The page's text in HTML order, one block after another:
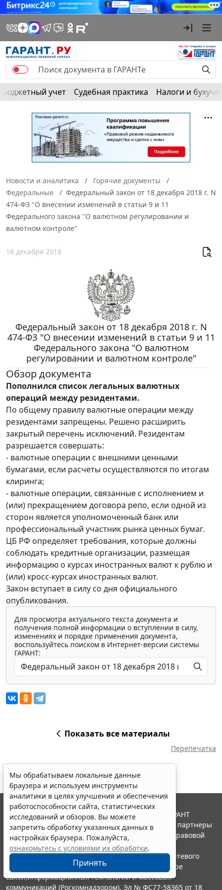
Бюджетный учет Судебная практика Налоги и
Новости и аналитика
Горячие документы
Федеральные
Федеральный закон от 18 декабря 2018 г. N
474-ФЗ "О внесении изменений в статьи 9 и 11
Федерального закона "О валютном регулировании и
валютном контроле"
18 декабря 2018
Федеральный закон от 18 декабря 2018 г. N
474-ФЗ "О внесении изменений в статьи 9 и 11
Федерального закона "О валютном
регулировании и валютном контроле"
Обзор документа
Пополнился список легальных валютных
операций между резидентами.
По общему правилу валютные операции между
резидентами запрещены. Решено расширить
закрытый перечень исключений. Резидентам
разрешается совершать:
- валютные операции с внешними ценными
бумагами, если расчеты осуществляются по итогам
клиринга;
- валютные операции, связанные с исполнением и
(или) прекращением договора репо, если одной из
сторон является уполномоченный банк или
профессиональный участник рынка ценных бумаг.
ЦБ РФ определяет требования, которые должны
соблюдать кредитные организации, размещая
информацию о курсах иностранных валют к рублю и
(или) кросс-курсах иностранных валют.
Закон вступает в силу со дня официального
опубликования.
Для просмотра актуального текста документа и
получения полной информации о вступлении в силу,
изменениях и порядке применения документа,
воспользуйтесь поиском в Интернет-версии системы
ГАРАНТ:
Показать все материалы
Перепечатка
Мы обрабатываем локальные данные
браузера и используем инструменты
аналитики в целях улучшения и обеспечения
работоспособности сайта, статистических
исследований и обзоров. Вы можете
запретить обработку указанных данных в
настройках браузера. Пожалуйста,
ознакомьтесь с условиями их обработки.
Принять
© ООО "НПП "ГАРАНТ-СЕРВИС", 2026. Система ГАРАНТ
выпускается с 1990 года. Компания "Гарант" и ее партнеры
являются участниками Российской ассоциации правовой
информации ГАРАНТ.
Портал ГАРАНТ.РУ зарегистрирован в качестве сетевого
издания Федеральной службой по надзору в сфере
связи,информационных технологий и массовых
коммуникаций (Роскомнадзором), Эл № ФС77-58365 от 18